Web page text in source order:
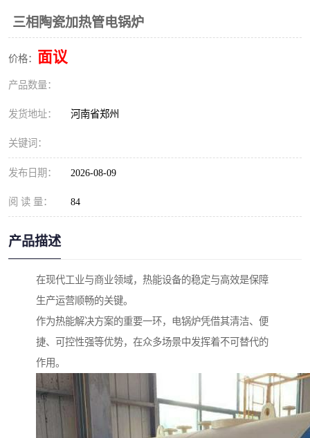
三相陶瓷加热管电锅炉
价格： 面议
产品数量：
发货地址： 河南省郑州
关键词：
发布日期： 2026-08-09
阅 读 量： 84
产品描述
在现代工业与商业领域，热能设备的稳定与高效是保障
生产运营顺畅的关键。
作为热能解决方案的重要一环，电锅炉凭借其清洁、便
捷、可控性强等优势，在众多场景中发挥着不可替代的
作用。